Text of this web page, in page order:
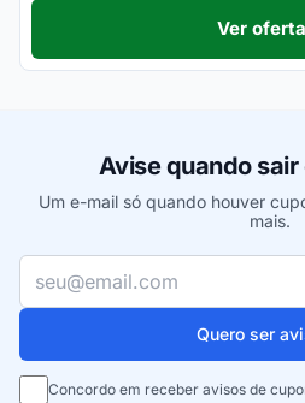
Ver oferta
Avise quando
Um e-mail só quando houver
mais.
Seu e-mail
Quero ser
Concordo em receber avisos de